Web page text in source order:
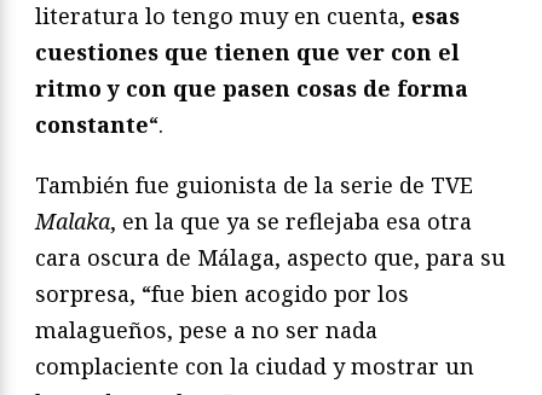
literatura lo tengo muy en cuenta, esas
cuestiones que tienen que ver con el
ritmo y con que pasen cosas de forma
constante“.
También fue guionista de la serie de TVE
Malaka, en la que ya se reflejaba esa otra
cara oscura de Málaga, aspecto que, para su
sorpresa, “fue bien acogido por los
malagueños, pese a no ser nada
complaciente con la ciudad y mostrar un